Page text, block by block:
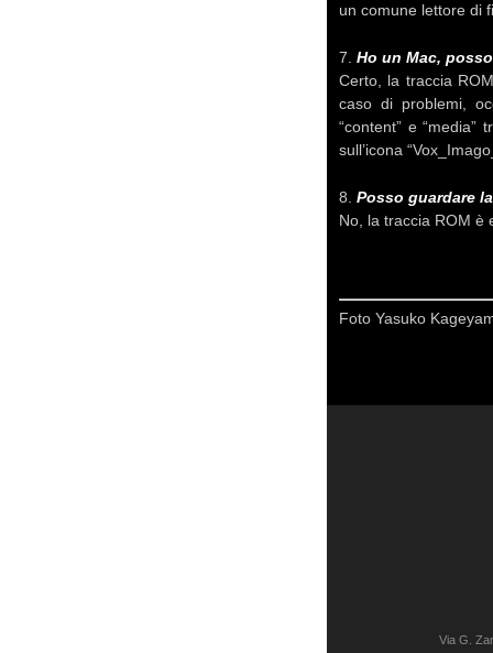
un comune lettore di
7. Ho un Mac,
Certo, la traccia
caso di problemi,
“content” e
sull’icona
8. Posso guardare
No, la traccia ROM è
Foto Yasuko
Via G.